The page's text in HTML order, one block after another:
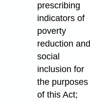
prescribing
indicators of
poverty
reduction and
social
inclusion for
the purposes
of this Act;